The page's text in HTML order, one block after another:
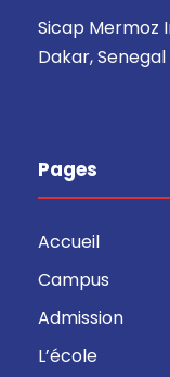
Sicap Mermoz
Dakar, Senegal
Pages
Accueil
Campus
Admission
L’école